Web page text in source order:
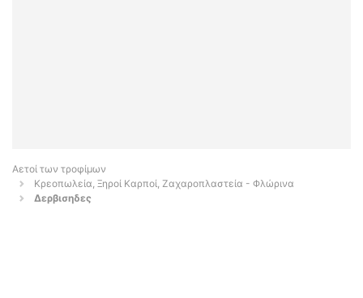
Αετοί των τροφίμων
Κρεοπωλεία, Ξηροί Καρποί, Ζαχαροπλαστεία - Φλώρινα
Δερβισηδες